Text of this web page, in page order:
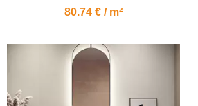
80.74 € / m²